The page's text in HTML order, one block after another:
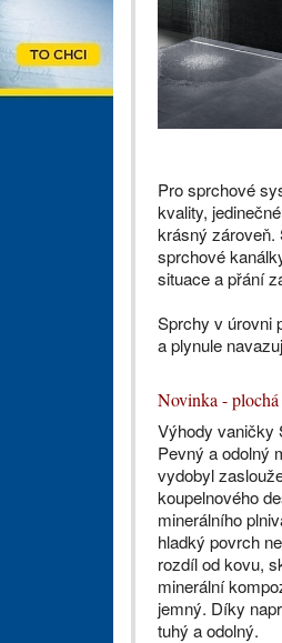
Pro sprchové
kvality,
krásný zároveň.
sprchové
situace a přání
Sprchy v úrovni
a plynule
Novinka - plochá
Výhody vaničky
Pevný a odolný
vydobyl
koupelnového
minerálního
hladký povrch
rozdíl od kovu,
minerální
jemný. Díky
tuhý a odolný.